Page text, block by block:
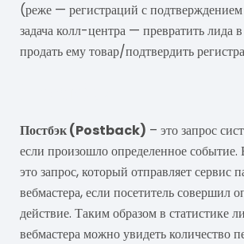
(реже — регистраций с
задача колл-центра — превратить лида
продать ему товар/подтвердить
Постбэк (Postback) – это запрос
если произошло определенное событие.
это запрос, который отправляет сервис
вебмастера, если посетитель совершил
действие. Таким образом в статистике
вебмастера можно увидеть количество